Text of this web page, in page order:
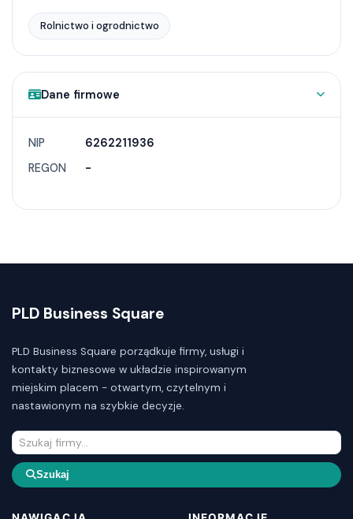
Rolnictwo i ogrodnictwo
Dane firmowe
NIP
6262211936
REGON
-
PLD Business Square
PLD Business Square porządkuje firmy, usługi i
kontakty biznesowe w układzie inspirowanym
miejskim placem - otwartym, czytelnym i
nastawionym na szybkie decyzje.
Szukaj